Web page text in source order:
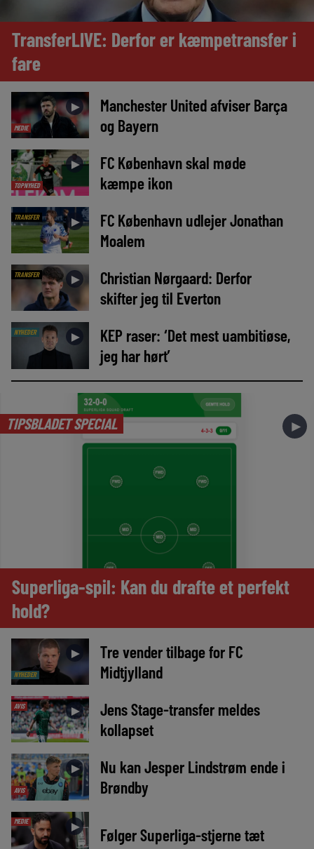
TransferLIVE: Derfor er kæmpetransfer i
fare
MEDIE
►
Manchester United afviser Barça
og Bayern
TOPNYHED
►
FC København skal møde
kæmpe ikon
TRANSFER ►
FC København udlejer Jonathan
Moalem
TRANSFER ►
Christian Nørgaard: Derfor
skifter jeg til Everton
NYHEDER ►
KEP raser: ‘Det mest uambitiøse,
jeg har hørt’
TIPSBLADET SPECIAL ►
Superliga-spil: Kan du drafte et perfekt
hold?
NYHEDER
►
Tre vender tilbage for FC
Midtjylland
AVIS ►
Jens Stage-transfer meldes
kollapset
AVIS
►
Nu kan Jesper Lindstrøm ende i
Brøndby
MEDIE ► Følger Superliga-stjerne tæt